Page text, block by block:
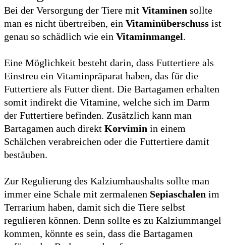
Bei der Versorgung der Tiere mit Vitaminen sollte
man es nicht übertreiben, ein Vitaminüberschuss ist
genau so schädlich wie ein Vitaminmangel.
Eine Möglichkeit besteht darin, dass Futtertiere als
Einstreu ein Vitaminpräparat haben, das für die
Futtertiere als Futter dient. Die Bartagamen erhalten
somit indirekt die Vitamine, welche sich im Darm
der Futtertiere befinden. Zusätzlich kann man
Bartagamen auch direkt Korvimin in einem
Schälchen verabreichen oder die Futtertiere damit
bestäuben.
Zur Regulierung des Kalziumhaushalts sollte man
immer eine Schale mit zermalenen Sepiaschalen im
Terrarium haben, damit sich die Tiere selbst
regulieren können. Denn sollte es zu Kalziummangel
kommen, könnte es sein, dass die Bartagamen